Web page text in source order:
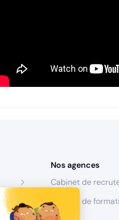
Nos agences
Cabinet de
Centres de